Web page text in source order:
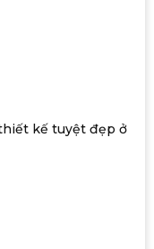
kế tuyệt đẹp ở